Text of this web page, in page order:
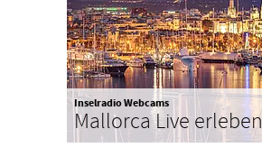
Inselradio Webcams
Mallorca Live erleben